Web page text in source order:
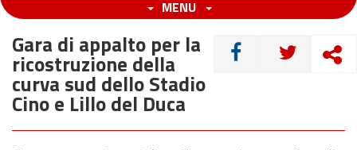
MENU
CONDIVIDI
Gara di appalto per la
ricostruzione della
curva sud dello Stadio
Cino e Lillo del Duca